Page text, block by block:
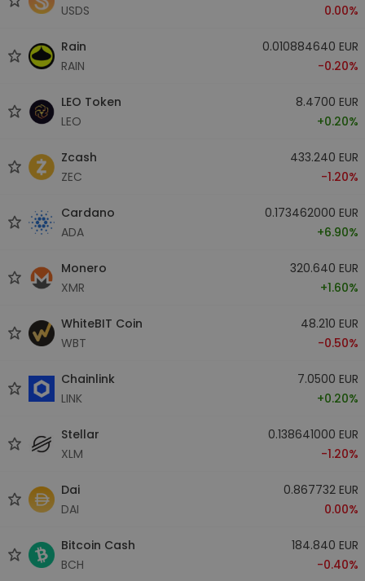
USDS
0.00%
Rain
RAIN
0.010884640 EUR
-0.20%
LEO Token
LEO
8.4700 EUR
+0.20%
Zcash
ZEC
433.240 EUR
-1.20%
Cardano
ADA
0.173462000 EUR
+6.90%
Monero
XMR
320.640 EUR
+1.60%
WhiteBIT Coin
WBT
48.210 EUR
-0.50%
Chainlink
LINK
7.0500 EUR
+0.20%
Stellar
XLM
0.138641000 EUR
-1.20%
Dai
DAI
0.867732 EUR
0.00%
Bitcoin Cash
BCH
184.840 EUR
-0.40%